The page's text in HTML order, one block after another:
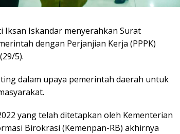
Iksan Iskandar menyerahkan Surat
dengan Perjanjian Kerja (PPPK)
5).
dalam upaya pemerintah daerah untuk
yang telah ditetapkan oleh Kementerian
Birokrasi (Kemenpan-RB) akhirnya